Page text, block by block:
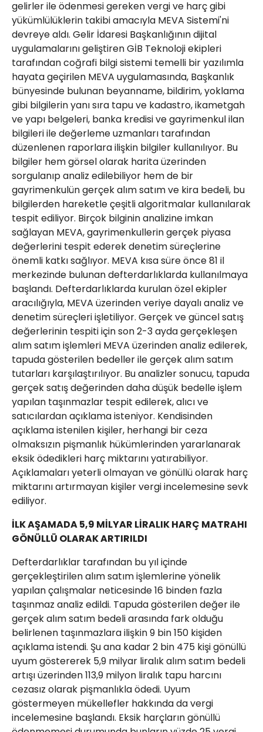
gelirler ile ödenmesi gereken vergi ve harç gibi
yükümlülüklerin takibi amacıyla MEVA Sistemi'ni
devreye aldı. Gelir İdaresi Başkanlığının dijital
uygulamalarını geliştiren GİB Teknoloji ekipleri
tarafından coğrafi bilgi sistemi temelli bir yazılımla
hayata geçirilen MEVA uygulamasında, Başkanlık
bünyesinde bulunan beyanname, bildirim, yoklama
gibi bilgilerin yanı sıra tapu ve kadastro, ikametgah
ve yapı belgeleri, banka kredisi ve gayrimenkul ilan
bilgileri ile değerleme uzmanları tarafından
düzenlenen raporlara ilişkin bilgiler kullanılıyor. Bu
bilgiler hem görsel olarak harita üzerinden
sorgulanıp analiz edilebiliyor hem de bir
gayrimenkulün gerçek alım satım ve kira bedeli, bu
bilgilerden hareketle çeşitli algoritmalar kullanılarak
tespit ediliyor. Birçok bilginin analizine imkan
sağlayan MEVA, gayrimenkullerin gerçek piyasa
değerlerini tespit ederek denetim süreçlerine
önemli katkı sağlıyor. MEVA kısa süre önce 81 il
merkezinde bulunan defterdarlıklarda kullanılmaya
başlandı. Defterdarlıklarda kurulan özel ekipler
aracılığıyla, MEVA üzerinden veriye dayalı analiz ve
denetim süreçleri işletiliyor. Gerçek ve güncel satış
değerlerinin tespiti için son 2-3 ayda gerçekleşen
alım satım işlemleri MEVA üzerinden analiz edilerek,
tapuda gösterilen bedeller ile gerçek alım satım
tutarları karşılaştırılıyor. Bu analizler sonucu, tapuda
gerçek satış değerinden daha düşük bedelle işlem
yapılan taşınmazlar tespit edilerek, alıcı ve
satıcılardan açıklama isteniyor. Kendisinden
açıklama istenilen kişiler, herhangi bir ceza
olmaksızın pişmanlık hükümlerinden yararlanarak
eksik ödedikleri harç miktarını yatırabiliyor.
Açıklamaları yeterli olmayan ve gönüllü olarak harç
miktarını artırmayan kişiler vergi incelemesine sevk
ediliyor.
İLK AŞAMADA 5,9 MİLYAR LİRALIK HARÇ MATRAHI
GÖNÜLLÜ OLARAK ARTIRILDI
Defterdarlıklar tarafından bu yıl içinde
gerçekleştirilen alım satım işlemlerine yönelik
yapılan çalışmalar neticesinde 16 binden fazla
taşınmaz analiz edildi. Tapuda gösterilen değer ile
gerçek alım satım bedeli arasında fark olduğu
belirlenen taşınmazlara ilişkin 9 bin 150 kişiden
açıklama istendi. Şu ana kadar 2 bin 475 kişi gönüllü
uyum göstererek 5,9 milyar liralık alım satım bedeli
artışı üzerinden 113,9 milyon liralık tapu harcını
cezasız olarak pişmanlıkla ödedi. Uyum
göstermeyen mükellefler hakkında da vergi
incelemesine başlandı. Eksik harçların gönüllü